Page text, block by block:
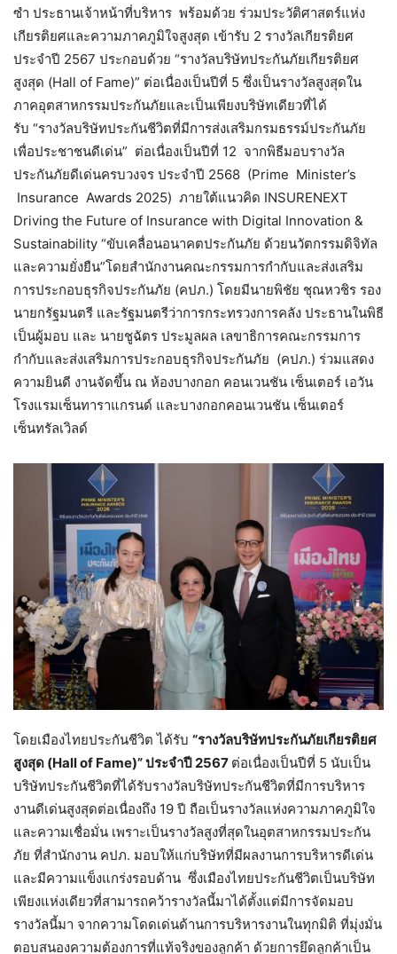
ซำ ประธานเจ้าหน้าที่บริหาร พร้อมด้วย ร่วมประวัติศาสตร์แห่ง
เกียรติยศและความภาคภูมิใจสูงสุด เข้ารับ 2 รางวัลเกียรติยศ
ประจำปี 2567 ประกอบด้วย “รางวัลบริษัทประกันภัยเกียรติยศ
สูงสุด (Hall of Fame)” ต่อเนื่องเป็นปีที่ 5 ซึ่งเป็นรางวัลสูงสุดใน
ภาคอุตสาหกรรมประกันภัยและเป็นเพียงบริษัทเดียวที่ได้
รับ “รางวัลบริษัทประกันชีวิตที่มีการส่งเสริมกรมธรรม์ประกันภัย
เพื่อประชาชนดีเด่น” ต่อเนื่องเป็นปีที่ 12 จากพิธีมอบรางวัล
ประกันภัยดีเด่นครบวงจร ประจำปี 2568 (Prime Minister’s
Insurance Awards 2025) ภายใต้แนวคิด INSURENEXT
Driving the Future of Insurance with Digital Innovation &
Sustainability “ขับเคลื่อนอนาคตประกันภัย ด้วยนวัตกรรมดิจิทัล
และความยั่งยืน”โดยสำนักงานคณะกรรมการกำกับและส่งเสริม
การประกอบธุรกิจประกันภัย (คปภ.) โดยมีนายพิชัย ชุณหวชิร รอง
นายกรัฐมนตรี และรัฐมนตรีว่าการกระทรวงการคลัง ประธานในพิธี
เป็นผู้มอบ และ นายชูฉัตร ประมูลผล เลขาธิการคณะกรรมการ
กำกับและส่งเสริมการประกอบธุรกิจประกันภัย (คปภ.) ร่วมแสดง
ความยินดี งานจัดขึ้น ณ ห้องบางกอก คอนเวนชัน เซ็นเตอร์ เอวัน
โรงแรมเซ็นทาราแกรนด์ และบางกอกคอนเวนชัน เซ็นเตอร์
เซ็นทรัลเวิลด์
โดยเมืองไทยประกันชีวิต ได้รับ “รางวัลบริษัทประกันภัยเกียรติยศ
สูงสุด (Hall of Fame)” ประจำปี 2567 ต่อเนื่องเป็นปีที่ 5 นับเป็น
บริษัทประกันชีวิตที่ได้รับรางวัลบริษัทประกันชีวิตที่มีการบริหาร
งานดีเด่นสูงสุดต่อเนื่องถึง 19 ปี ถือเป็นรางวัลแห่งความภาคภูมิใจ
และความเชื่อมั่น เพราะเป็นรางวัลสูงที่สุดในอุตสาหกรรมประกัน
ภัย ที่สำนักงาน คปภ. มอบให้แก่บริษัทที่มีผลงานการบริหารดีเด่น
และมีความแข็งแกร่งรอบด้าน ซึ่งเมืองไทยประกันชีวิตเป็นบริษัท
เพียงแห่งเดียวที่สามารถคว้ารางวัลนี้มาได้ตั้งแต่มีการจัดมอบ
รางวัลนี้มา จากความโดดเด่นด้านการบริหารงานในทุกมิติ ที่มุ่งมั่น
ตอบสนองความต้องการที่แท้จริงของลูกค้า ด้วยการยึดลูกค้าเป็น